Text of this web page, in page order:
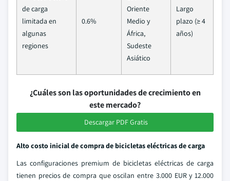
de carga
limitada en
algunas
regiones
0.6%
Oriente
Medio y
África,
Sudeste
Asiático
Largo
plazo (≥ 4
años)
¿Cuáles son las oportunidades de crecimiento en
este mercado?
Descargar PDF Gratis
Alto costo inicial de compra de bicicletas eléctricas de carga
Las configuraciones premium de bicicletas eléctricas de carga
tienen precios de compra que oscilan entre 3.000 EUR y 12.000